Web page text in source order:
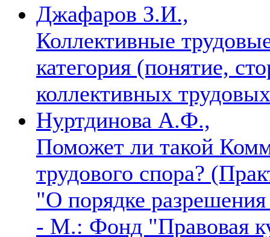
Джафаров З.И.,
Коллективные
категория (понятие,
коллективных
Нуртдинова А.Ф.,
Поможет ли такой
трудового спора?
"О порядке
- М.: Фонд "Правовая